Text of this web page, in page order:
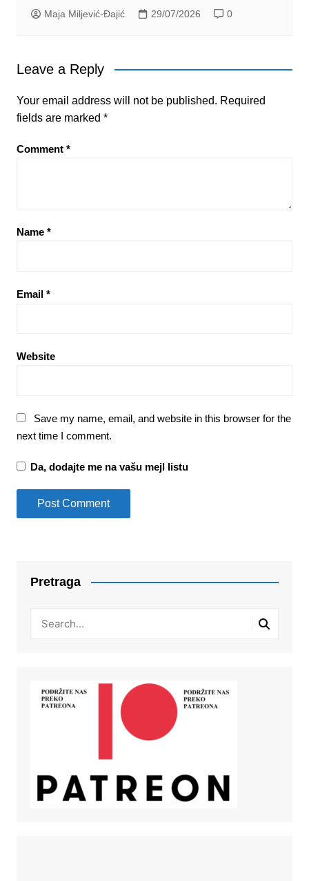
Maja Miljević-Đajić 29/07/2026 0
Leave a Reply
Your email address will not be published. Required
fields are marked *
Comment *
Name *
Email *
Website
Save my name, email, and website in this browser for the
next time I comment.
Da, dodajte me na vašu mejl listu
Pretraga